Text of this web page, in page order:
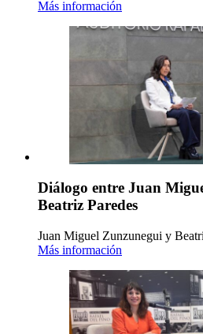
Más información
Diálogo entre Juan
Beatriz Paredes
Juan Miguel Zunzunegui y
Más información